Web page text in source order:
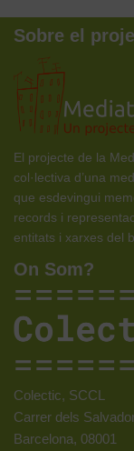
Sobre el
El projecte de la
col·lectiva d’una
que esdevingui
records i
entitats i xarxes del
On Som?
Colectic, SCCL
Carrer dels
Barcelona, 08001